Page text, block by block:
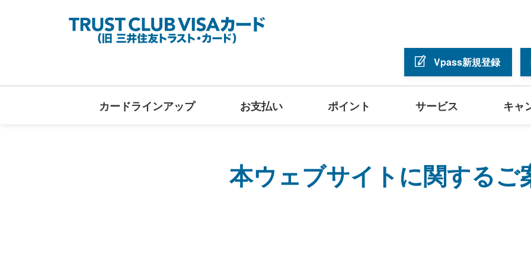
Vpass新規登録
カードラインアップ お支払い ポイント サービス キャ
本ウェブサイトに関するご